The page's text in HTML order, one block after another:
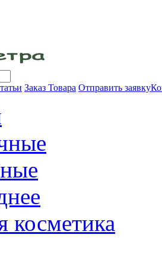
Заказ Товара Отправить заявку
косметика